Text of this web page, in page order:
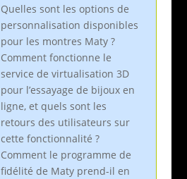
Quelles sont les options de
personnalisation disponibles
pour les montres Maty ?
Comment fonctionne le
service de virtualisation 3D
pour l’essayage de bijoux en
ligne, et quels sont les
retours des utilisateurs sur
cette fonctionnalité ?
Comment le programme de
fidélité de Maty prend-il en